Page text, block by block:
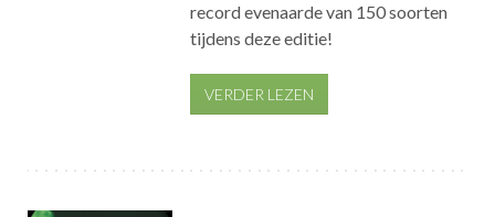
record evenaarde van 150 soorten
tijdens deze editie!
VERDER LEZEN